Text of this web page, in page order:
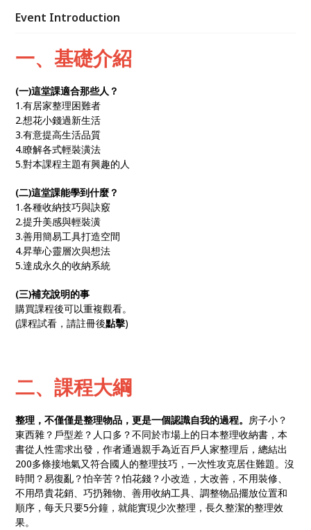
貴花銷、巧扔雜物、善用收納工具、調整物品擺放位置
Event Introduction
一、基礎介紹
(一)這堂課適合那些人？
1.有居家整理困難者
2.想花小錢過新生活
3.有意提高生活品質
4.瞭解各式輕裝潢法
5.對本課程主題有興趣的人
(二)這堂課能學到什麼？
1.各種收納技巧與訣竅
2.提升美感與輕裝潢
3.善用簡易工具打造空間
4.昇華心靈層次與想法
5.達成永久的收納系統
(三)補充說明的事
購買課程後可以重複觀看。
(課程試看，請註冊後點擊)
二、課程大綱
整理，不僅僅是整理物品，更是一個認識自我的過程。 房子小？
東西雜？戶型差？人口多？不同於市場上的日本整理收納書，本
書從人性需求出發，作者通過親手為近百戶人家整理后，總結出
200多條接地氣又符合國人的整理技巧，一次性攻克居住難題。沒
時間？易復亂？怕辛苦？怕花錢？小改造，大改善，不用裝修、
不用昂貴花銷、巧扔雜物、善用收納工具、調整物品擺放位置和
順序，每天只要5分鐘，就能實現少次整理，長久整潔的整理效
果。